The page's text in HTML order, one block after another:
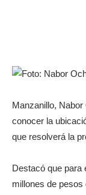
Manzanillo,
conocer la
que resolverá la
Destacó que para
millones de